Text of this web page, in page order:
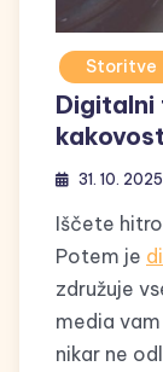
Storitve
Digitalni
31. 10. 2025
Iščete
Potem je
združuje
media
nikar ne